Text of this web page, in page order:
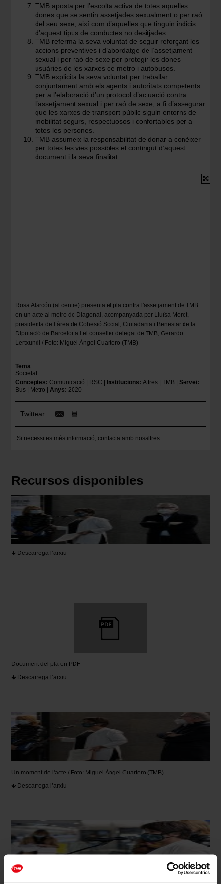
TMB aposta per l’escolta activa de totes aquelles
dones que se sentin assetjades sexualment o per raó
del seu sexe, així com d’aquelles que tinguin indicis
d’aquest tipus de conductes no desitjades.
TMB referma la seva voluntat de seguir reforçant les
accions preventives i d’abordatge de l’assetjament
sexual i per raó de sexe per protegir les dones
usuàries de les xarxes de metro i autobusos.
TMB explicita la seva voluntat per treballar
conjuntament amb els agents i autoritats competents
per a l’elaboració d’un protocol d’actuació contra
l’assetjament sexual i per raó de sexe, a fi d’assegurar
que les xarxes de transport públic siguin entorns de
mobilitat segurs, respectuosos i confortables per a
totes les persones.
TMB assumeix la responsabilitat de donar a conèixer
per totes les vies possibles el contingut d’aquest
document i la seva finalitat.
Rosa Alarcón (al centre) presenta el pla contra l'assetjament de TMB
en un acte al metro de Diagonal, acompanyada per Lluïsa Moret,
presidenta de l’àrea de Cohesió Social, Ciutadania i Benestar de la
Diputació de Barcelona i el conseller delegat de TMB, Gerardo
Lertxundi / Foto: Miguel Ángel Cuartero (TMB)
Tema
Societat
Conceptes Comunicació RSC Institucions Altres TMB
Servei
Bus
Metro Anys 2020
Twittear
Si necessites més informació, contacta amb nosaltres
Recursos disponibles
Descarrega l’arxiu
Document del pla en PDF
Descarrega l’arxiu
Un moment de l'acte / Foto: Miguel Ángel Cuartero (TMB)
Descarrega l’arxiu